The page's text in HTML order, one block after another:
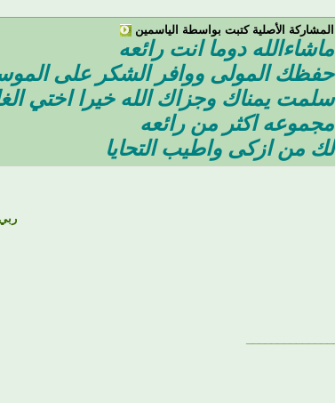
المشاركة الأصلية كتبت بواسطة الياسمين
ماشاءالله دوما انت رائعه
حفظك المولى ووافر الشكر على
سلمت يمناك وجزاك الله خيرا اختي
مجموعه اكثر من رائعه
لك من ازكى واطيب التحايا